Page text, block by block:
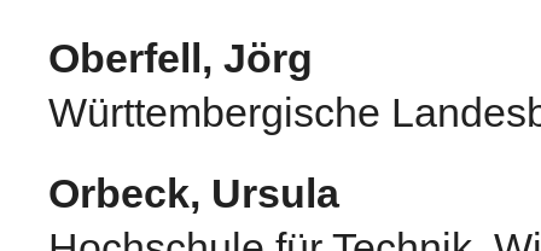
Oberfell, Jörg
Württembergische
Orbeck, Ursula